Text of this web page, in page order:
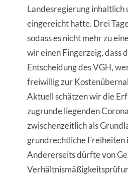
Landesregierung inhaltlich
eingereicht hatte. Drei
sodass es nicht mehr zu
wir einen Fingerzeig, dass
Entscheidung des VGH,
freiwillig zur
Aktuell schätzen wir die
zugrunde liegenden
zwischenzeitlich als
grundrechtliche Freiheiten
Andererseits dürfte von